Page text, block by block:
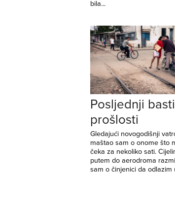
bila...
Posljednji
prošlosti
Gledajući novogodišnji
maštao sam o onome što
čeka za nekoliko sati.
putem do aerodroma
sam o činjenici da odlazim